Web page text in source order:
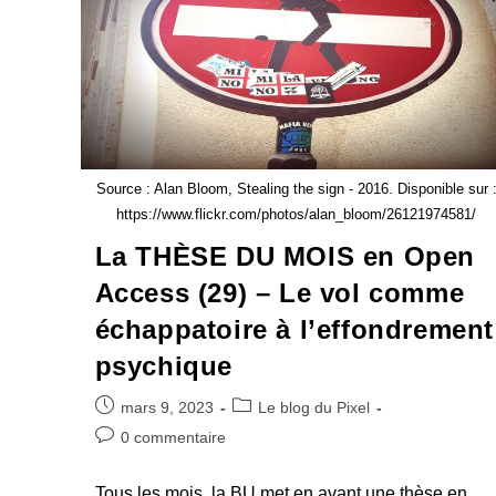
Source : Alan Bloom, Stealing the sign - 2016. Disponible sur :
https://www.flickr.com/photos/alan_bloom/26121974581/
La THÈSE DU MOIS en Open
Access (29) – Le vol comme
échappatoire à l’effondrement
psychique
mars 9, 2023
Le blog du Pixel
0 commentaire